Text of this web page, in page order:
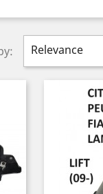
Relevance